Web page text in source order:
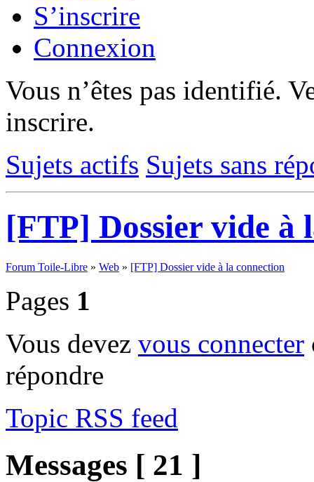
S’inscrire
Connexion
Vous n’êtes pas identifié.
inscrire.
Sujets actifs Sujets sans
[FTP] Dossier vide à
Forum Toile-Libre » Web » [FTP] Dossier vide à la connection
Pages 1
Vous devez vous connecter
répondre
Topic RSS feed
Messages [ 21 ]